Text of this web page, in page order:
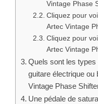
Voir tous les
Vintage Phase
Cliquez pour
Artec Vintage
Cliquez pour
Artec Vintage
Quels sont les types
guitare électrique ou
Vintage Phase